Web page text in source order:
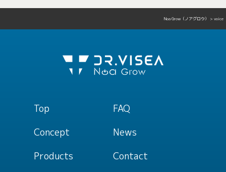
Noa Grow（ノアグロウ） > voice
Top
Concept
Products
FAQ
News
Contact